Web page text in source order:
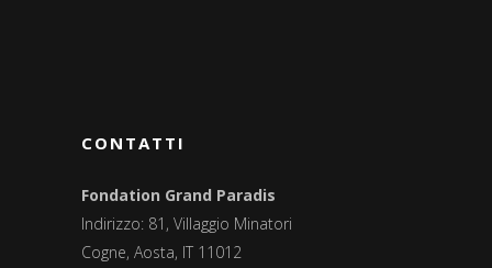
CONTATTI
Fondation Grand Paradis
Indirizzo: 81, Villaggio Minatori
Cogne, Aosta, IT 11012